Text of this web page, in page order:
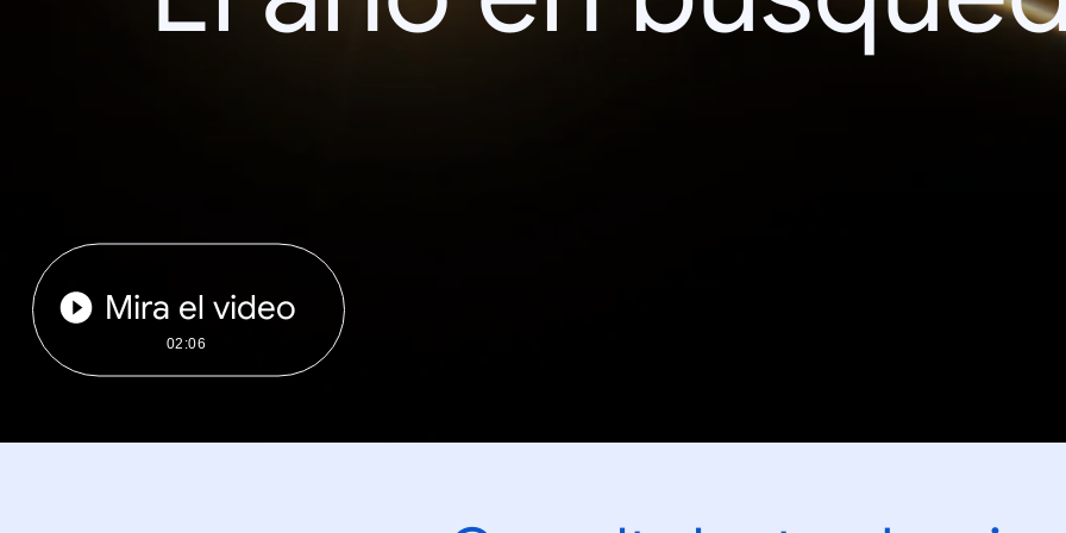
Mira el video
02:06